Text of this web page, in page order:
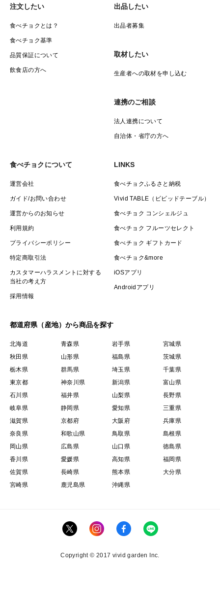
注文したい
食べチョクとは？
食べチョク基準
品質保証について
飲食店の方へ
出品したい
出品者募集
取材したい
生産者への取材を申し込む
連携のご相談
法人連携について
自治体・省庁の方へ
食べチョクについて
運営会社
ガイド/お問い合わせ
運営からのお知らせ
利用規約
プライバシーポリシー
特定商取引法
カスタマーハラスメントに対する
当社の考え方
採用情報
LINKS
食べチョクふるさと納税
Vivid TABLE（ビビッドテーブル）
食べチョク コンシェルジュ
食べチョク フルーツセレクト
食べチョク ギフトカード
食べチョク&more
iOSアプリ
Androidアプリ
都道府県（産地）から商品を探す
北海道 青森県 岩手県
宮城県
秋田県
山形県 福島県
茨城県
栃木県
群馬県 埼玉県
千葉県
東京都
神奈川県 新潟県
富山県
石川県
福井県 山梨県
長野県
岐阜県
静岡県 愛知県
三重県
滋賀県
京都府 大阪府
兵庫県
奈良県
和歌山県 鳥取県
島根県
岡山県
広島県 山口県
徳島県
香川県
愛媛県 高知県
福岡県
佐賀県
長崎県 熊本県
大分県
宮崎県
鹿児島県 沖縄県
Copyright © 2017 vivid garden Inc.